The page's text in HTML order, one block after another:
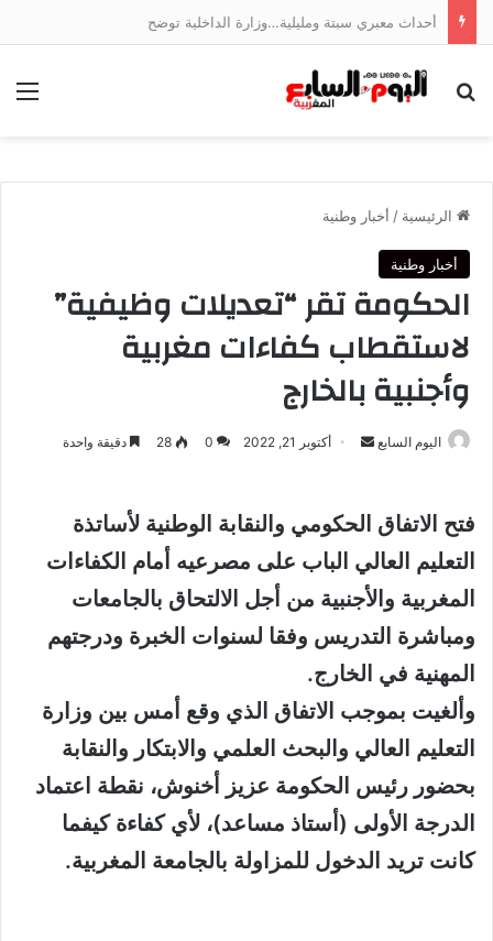
أحداث معبري سبتة ومليلية…وزارة الداخلية توضح
بحث عن
الرئيسية / أخبار وطنية
أخبار وطنية
الحكومة تقر “تعديلات وظيفية”
لاستقطاب كفاءات مغربية
وأجنبية بالخارج
اليوم السابع
أرسل أكتوبر 21, 2022 0
28 دقيقة واحدة
فتح الاتفاق الحكومي والنقابة الوطنية لأساتذة
التعليم العالي الباب على مصرعيه أمام الكفاءات
المغربية والأجنبية من أجل الالتحاق بالجامعات
ومباشرة التدريس وفقا لسنوات الخبرة ودرجتهم
المهنية في الخارج.
وألغيت بموجب الاتفاق الذي وقع أمس بين وزارة
التعليم العالي والبحث العلمي والابتكار والنقابة
بحضور رئيس الحكومة عزيز أخنوش، نقطة اعتماد
الدرجة الأولى (أستاذ مساعد)، لأي كفاءة كيفما
كانت تريد الدخول للمزاولة بالجامعة المغربية.